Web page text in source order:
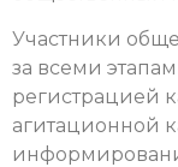
Участники
за всеми
регистрацией
агитационной